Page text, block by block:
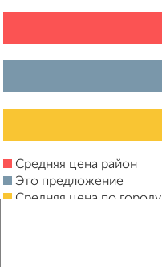
Средняя цена район
Это предложение
Средняя цена по городу